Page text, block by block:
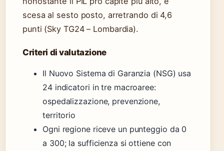
scesa al sesto posto, arretrando di 4,6
punti (Sky TG24 – Lombardia).
Criteri di valutazione
Il Nuovo Sistema di Garanzia (NSG) usa
24 indicatori in tre macroaree:
ospedalizzazione, prevenzione,
territorio
Ogni regione riceve un punteggio da 0
a 300; la sufficienza si ottiene con